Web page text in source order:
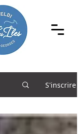
S'inscrire